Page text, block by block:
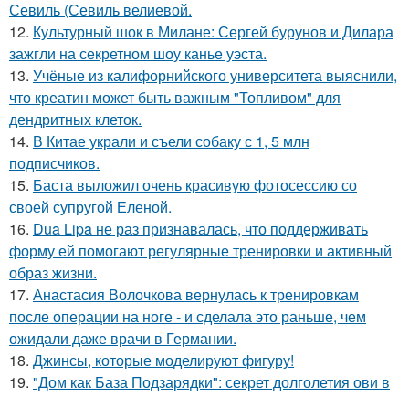
Севиль (Севиль велиевой.
12. Культурный шок в Милане: Сергей бурунов и Дилара
зажгли на секретном шоу канье уэста.
13. Учёные из калифорнийского университета выяснили,
что креатин может быть важным "Топливом" для
дендритных клеток.
14. В Китае украли и съели собаку с 1, 5 млн
подписчиков.
15. Баста выложил очень красивую фотосессию со
своей супругой Еленой.
16. Dua Lipa не раз признавалась, что поддерживать
форму ей помогают регулярные тренировки и активный
образ жизни.
17. Анастасия Волочкова вернулась к тренировкам
после операции на ноге - и сделала это раньше, чем
ожидали даже врачи в Германии.
18. Джинсы, которые моделируют фигуру!
19. "Дом как База Подзарядки": секрет долголетия ови в